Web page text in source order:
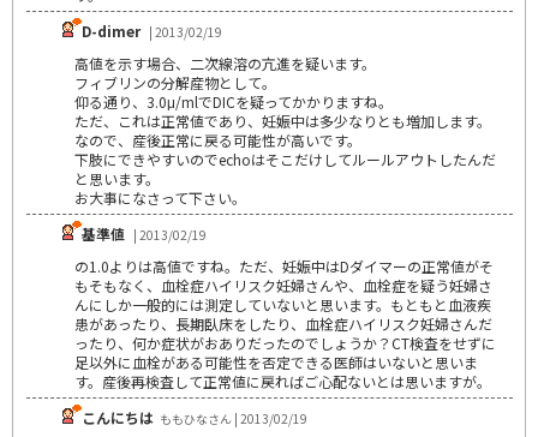
D-dimer | 2013/02/19
高値を示す場合、二次線溶の亢進を疑います。
フィブリンの分解産物として。
仰る通り、3.0μ/mlでDICを疑ってかかりますね。
ただ、これは正常値であり、妊娠中は多少なりとも増加します。
なので、産後正常に戻る可能性が高いです。
下肢にできやすいのでechoはそこだけしてルールアウトしたんだ
と思います。
お大事になさって下さい。
基準値 | 2013/02/19
の1.0よりは高値ですね。ただ、妊娠中はDダイマーの正常値がそ
もそもなく、血栓症ハイリスク妊婦さんや、血栓症を疑う妊婦さ
んにしか一般的には測定していないと思います。もともと血液疾
患があったり、長期臥床をしたり、血栓症ハイリスク妊婦さんだ
ったり、何か症状がおありだったのでしょうか？CT検査をせずに
足以外に血栓がある可能性を否定できる医師はいないと思いま
す。産後再検査して正常値に戻ればご心配ないとは思いますが。
こんにちは ももひなさん | 2013/02/19